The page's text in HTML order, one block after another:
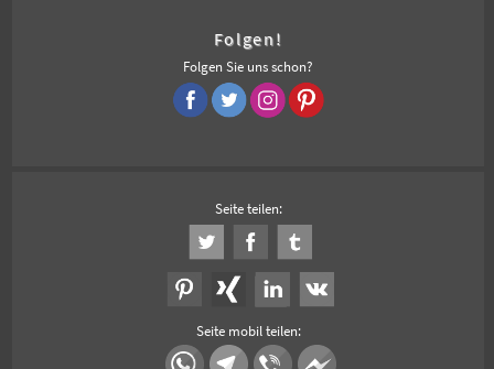
Folgen!
Folgen Sie uns schon?
Seite teilen:
Seite mobil teilen: